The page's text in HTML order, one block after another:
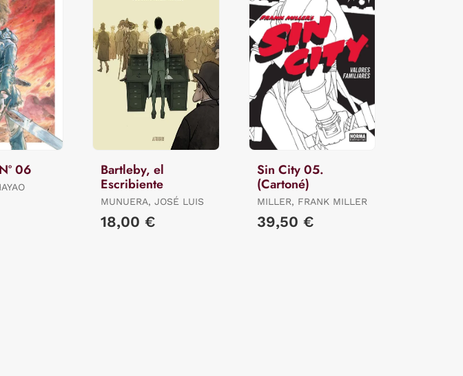
06
Bartleby, el
Escribiente
MUNUERA, JOSÉ LUIS
18,00 €
Sin City 05.
(Cartoné)
MILLER, FRANK MILLER
39,50 €